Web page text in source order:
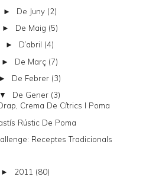
► De Juny (2)
► De Maig (5)
► D’abril (4)
► De Març (7)
► De Febrer (3)
▼ De Gener (3)
Crema De Cítrics I Poma
Rústic De Poma
Receptes Tradicionals
► 2011 (80)